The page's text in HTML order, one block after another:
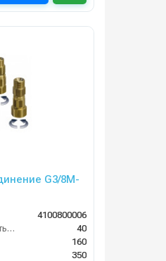
G3/8M-
4100800006
Производительность (л/мин)
40
160
350